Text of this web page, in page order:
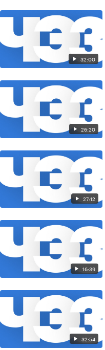
32:00
26:20
27:12
16:39
32:54